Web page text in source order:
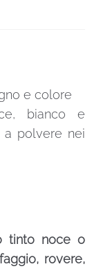
e colore
bianco e
a polvere nei
tinto noce o
faggio, rovere,